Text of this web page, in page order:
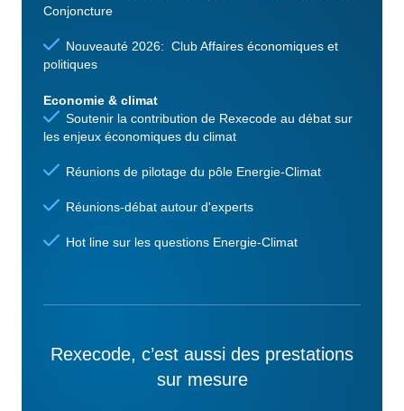
Conjoncture
Nouveauté 2026: Club Affaires économiques et
politiques
Economie & climat
Soutenir la contribution de Rexecode au débat sur
les enjeux économiques du climat
Réunions de pilotage du pôle Energie-Climat
Réunions-débat autour d'experts
Hot line sur les questions Energie-Climat
Rexecode, c’est aussi des prestations
sur mesure